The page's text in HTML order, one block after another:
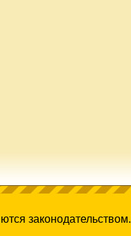
законодательством.